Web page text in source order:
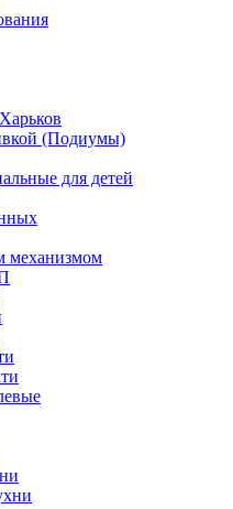
(Подиумы)
для детей
механизмом